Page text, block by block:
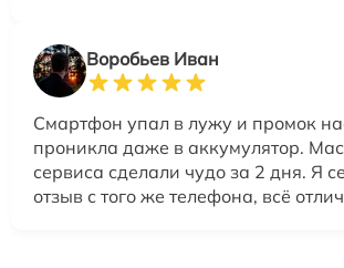
Воробьев Иван
Смартфон упал в лужу и промок
проникла даже в аккумулятор.
сервиса сделали чудо за 2 дня. Я
отзыв с того же телефона, всё